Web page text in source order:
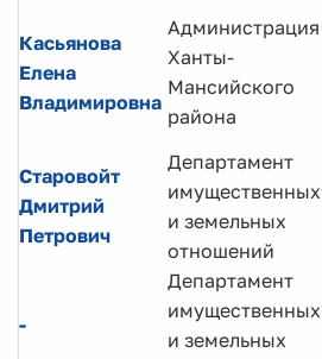
Касьянова
Елена
Владимировна
Администрация
Ханты-
Мансийского
района
Старовойт
Дмитрий
Петрович
Департамент
имущественных
и земельных
отношений
-
Департамент
имущественных
и земельных